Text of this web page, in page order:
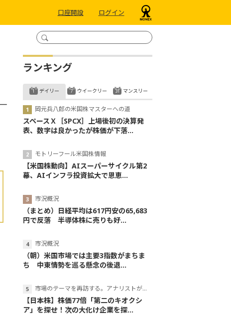
口座開設 ログイン
ランキング
デイリー
岡元兵八郎の米国株マスターへの道
スペースＸ［SPCX］上場後初の決算発
表、数字は良かったが株価が下落...
モトリーフール米国株情報
【米国株動向】AIスーパーサイクル第2
幕、AIインフラ投資拡大で恩恵...
市況概況
（まとめ）日経平均は617円安の65,683
円で反落 半導体株に売りも好...
市況概況
（朝）米国市場では主要3指数がまちま
ち 中東情勢を巡る懸念の後退...
市場のテーマを再訪する。アナリストが読み解くテーマの本質
【日本株】株価77倍「第二のキオクシ
ア」を探せ！次の大化け企業を探...
ウイークリー マンスリー